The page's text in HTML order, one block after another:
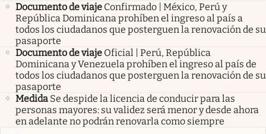
Documento de viaje Confirmado | México, Perú y
República Dominicana prohíben el ingreso al país a
todos los ciudadanos que posterguen la renovación de su
pasaporte
Documento de viaje Oficial | Perú, República
Dominicana y Venezuela prohíben el ingreso al país de
todos los ciudadanos que posterguen la renovación de su
pasaporte
Medida Se despide la licencia de conducir para las
personas mayores: su validez será menor y desde ahora
en adelante no podrán renovarla como siempre